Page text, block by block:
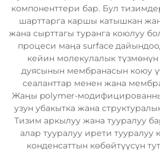
компоненттери бар. Бул
шарттарга каршы катышкан
жана сырттагы туранга коюлуу
процеси маңа surface
кейин молекулалык
дуясынын мембранасын коюу
сеаланттар менен жана
Жаңы polymer-
узун убакытка жана
Тизим аркылуу жана тууралуу
алар тууралуу ирети тууралуу
конденсаттын көбөйтүүсүн